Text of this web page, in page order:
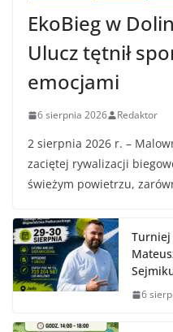
EkoBieg w
Ulucz tętnił
emocjami
6 sierpnia 2026 Redaktor
2 sierpnia 2026 r. –
zaciętej rywalizacji
świeżym powietrzu,
Turniej
6